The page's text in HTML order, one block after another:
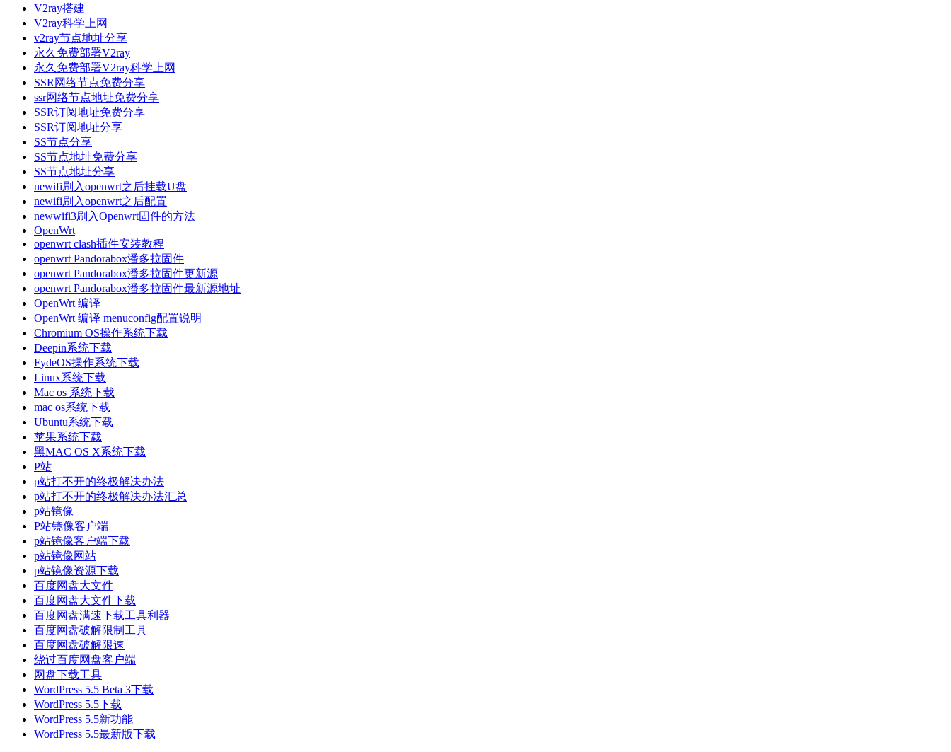
V2ray搭建
V2ray科学上网
v2ray节点地址分享
永久免费部署V2ray
永久免费部署V2ray科学上网
SSR网络节点免费分享
ssr网络节点地址免费分享
SSR订阅地址免费分享
SSR订阅地址分享
SS节点分享
SS节点地址免费分享
SS节点地址分享
newifi刷入openwrt之后挂载U盘
newifi刷入openwrt之后配置
newwifi3刷入Openwrt固件的方法
OpenWrt
openwrt clash插件安装教程
openwrt Pandorabox潘多拉固件
openwrt Pandorabox潘多拉固件更新源
openwrt Pandorabox潘多拉固件最新源地址
OpenWrt 编译
OpenWrt 编译 menuconfig配置说明
Chromium OS操作系统下载
Deepin系统下载
FydeOS操作系统下载
Linux系统下载
Mac os 系统下载
mac os系统下载
Ubuntu系统下载
苹果系统下载
黑MAC OS X系统下载
P站
p站打不开的终极解决办法
p站打不开的终极解决办法汇总
p站镜像
P站镜像客户端
p站镜像客户端下载
p站镜像网站
p站镜像资源下载
百度网盘大文件
百度网盘大文件下载
百度网盘满速下载工具利器
百度网盘破解限制工具
百度网盘破解限速
绕过百度网盘客户端
网盘下载工具
WordPress 5.5 Beta 3下载
WordPress 5.5下载
WordPress 5.5新功能
WordPress 5.5最新版下载